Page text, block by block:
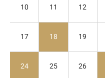
10 11 12
17 18 19
24 25 26